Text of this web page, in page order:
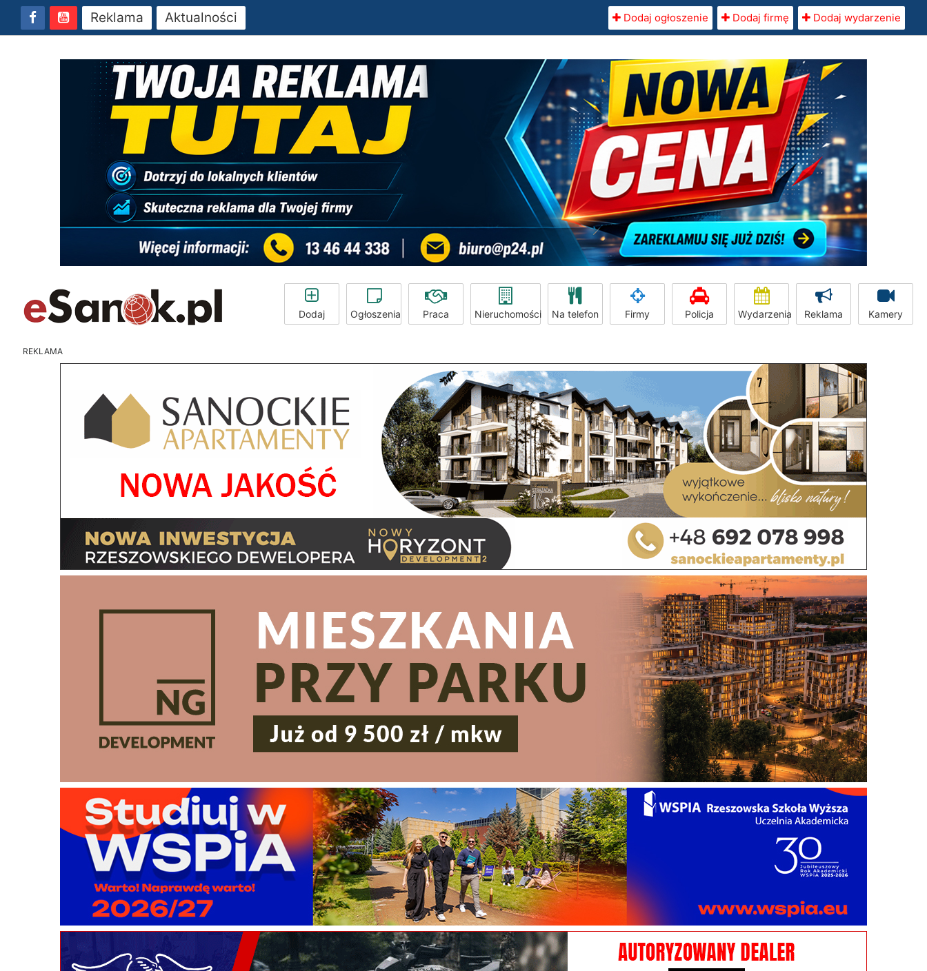
Reklama Aktualności Dodaj ogłoszenie Dodaj firmę Dodaj wydarzenie
Dodaj Ogłoszenia Praca Nieruchomości Na telefon Firmy Policja Wydarzenia Reklama Kamery
REKLAMA